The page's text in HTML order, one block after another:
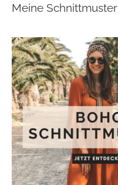
Meine Schnittmuster